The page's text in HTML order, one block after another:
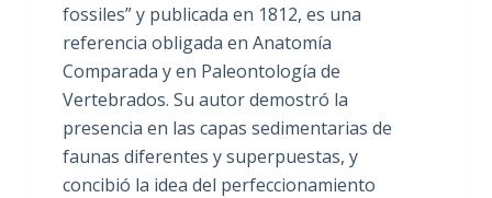
fossiles” y publicada en 1812, es una
referencia obligada en Anatomía
Comparada y en Paleontología de
Vertebrados. Su autor demostró la
presencia en las capas sedimentarias de
faunas diferentes y superpuestas, y
concibió la idea del perfeccionamiento